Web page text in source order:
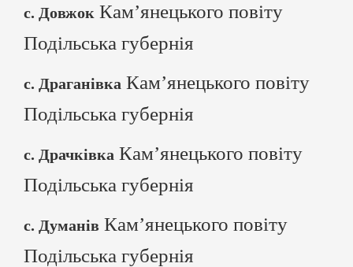
с. Довжок Кам’янецького повіту
Подільська губернія
с. Драганівка Кам’янецького повіту
Подільська губернія
с. Драчківка Кам’янецького повіту
Подільська губернія
с. Думанів Кам’янецького повіту
Подільська губернія